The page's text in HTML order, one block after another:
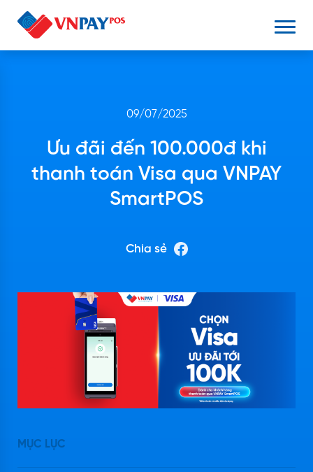
09/07/2025
Ưu đãi đến 100.000đ khi
thanh toán Visa qua VNPAY
SmartPOS
Chia sẻ
MỤC LỤC